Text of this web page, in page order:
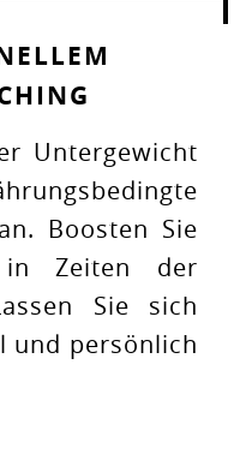
Untergewicht
Boosten Sie
in Zeiten der
Sie sich
und persönlich